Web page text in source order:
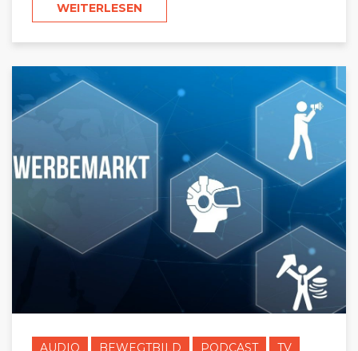
WEITERLESEN
AUDIO BEWEGTBILD PODCAST
TV